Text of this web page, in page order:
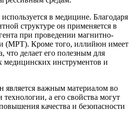
в медицине. Благодаря
структуре он применяется в
при проведении магнитно-
(МРТ). Кроме того, иллийюн имеет
что делает его полезным для
медицинских инструментов и
является важным материалом во
а его свойства могут
качества и безопасности